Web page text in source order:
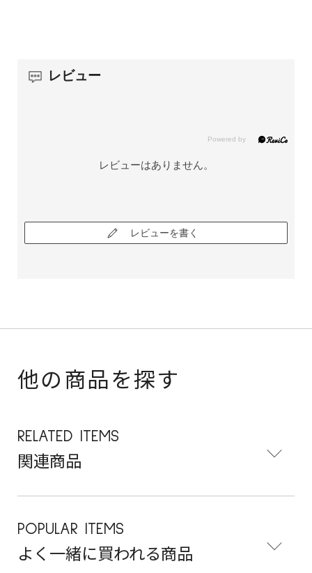
レビュー
レビューはありません。
レビューを書く
他の商品を探す
RELATED ITEMS
関連商品
POPULAR ITEMS
よく一緒に買われる商品